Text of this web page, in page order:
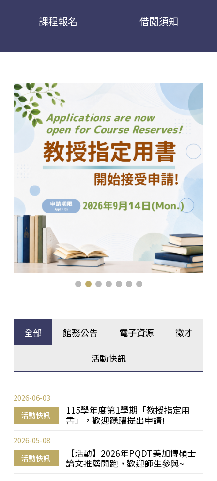
課程報名 借閱須知
全部 館務公告 電子資源 徵才
活動快訊
活動快訊
115學年度第1學期「教授指定用
書」，歡迎踴躍提出申請!
2026-06-03
活動快訊
【活動】2026年PQDT美加博碩士
論文推薦開跑，歡迎師生參與~
2026-05-08